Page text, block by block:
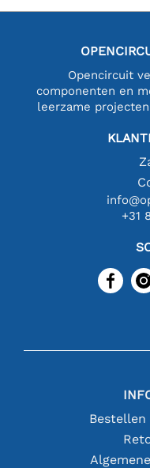
Opencircuit
componenten en
leerzame
+31
Bestellen